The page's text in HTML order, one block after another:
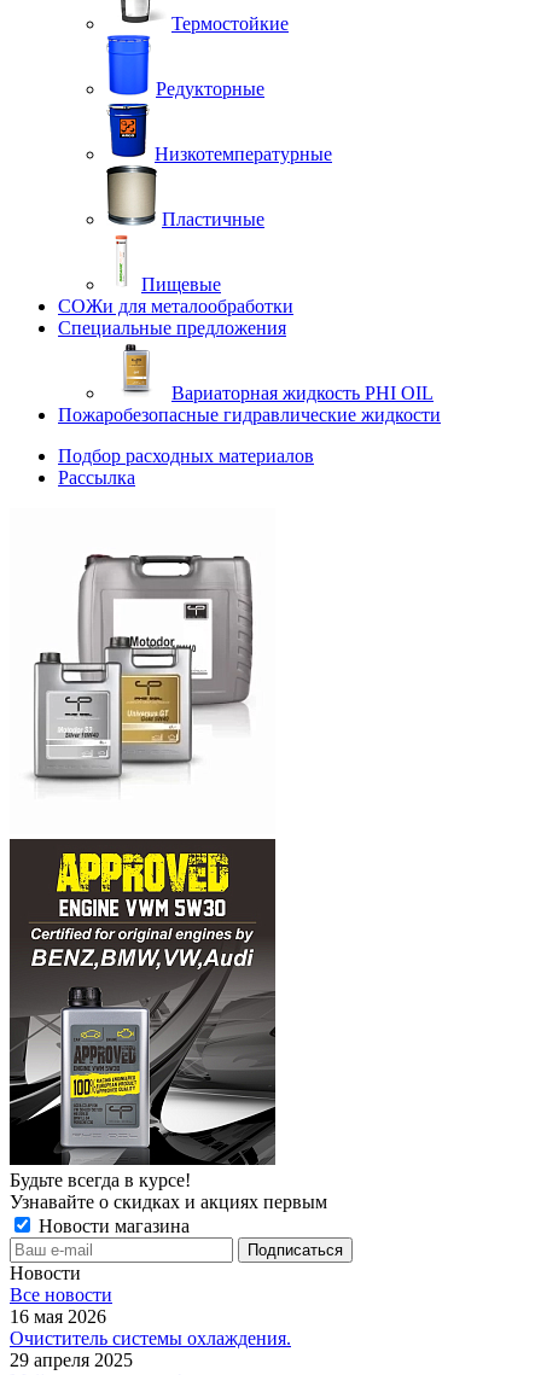
Термостойкие
Редукторные
Низкотемпературные
Пластичные
Пищевые
СОЖи для металообработки
Специальные предложения
Вариаторная жидкость PHI OIL
Пожаробезопасные гидравлические жидкости
Подбор расходных материалов
Рассылка
Будьте всегда в курсе!
Узнавайте о скидках и акциях первым
Новости магазина
Новости
Все новости
16 мая 2026
Очиститель системы охлаждения.
29 апреля 2025